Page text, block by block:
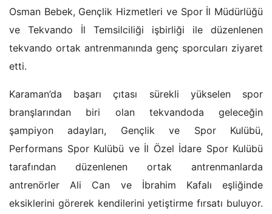
Osman Bebek, Gençlik Hizmetleri ve Spor İl Müdürlüğü
ve Tekvando İl Temsilciliği işbirliği ile düzenlenen
tekvando ortak antrenmanında genç sporcuları ziyaret
etti.
Karaman’da başarı çıtası sürekli yükselen spor
branşlarından biri olan tekvandoda geleceğin
şampiyon adayları, Gençlik ve Spor Kulübü,
Performans Spor Kulübü ve İl Özel İdare Spor Kulübü
tarafından düzenlenen ortak antrenmanlarda
antrenörler Ali Can ve İbrahim Kafalı eşliğinde
eksiklerini görerek kendilerini yetiştirme fırsatı buluyor.